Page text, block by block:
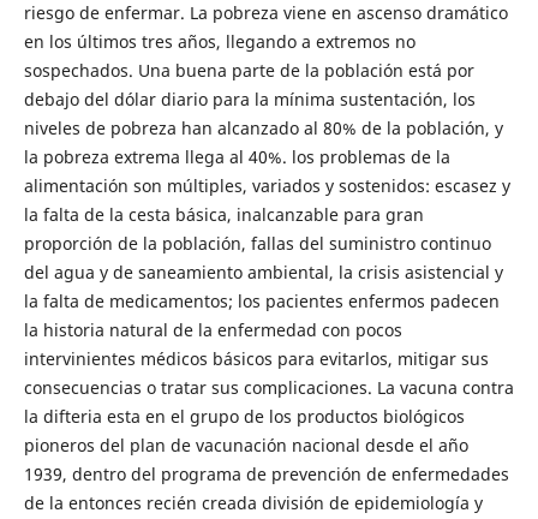
riesgo de enfermar. La pobreza viene en ascenso dramático
en los últimos tres años, llegando a extremos no
sospechados. Una buena parte de la población está por
debajo del dólar diario para la mínima sustentación, los
niveles de pobreza han alcanzado al 80% de la población, y
la pobreza extrema llega al 40%. los problemas de la
alimentación son múltiples, variados y sostenidos: escasez y
la falta de la cesta básica, inalcanzable para gran
proporción de la población, fallas del suministro continuo
del agua y de saneamiento ambiental, la crisis asistencial y
la falta de medicamentos; los pacientes enfermos padecen
la historia natural de la enfermedad con pocos
intervinientes médicos básicos para evitarlos, mitigar sus
consecuencias o tratar sus complicaciones. La vacuna contra
la difteria esta en el grupo de los productos biológicos
pioneros del plan de vacunación nacional desde el año
1939, dentro del programa de prevención de enfermedades
de la entonces recién creada división de epidemiología y